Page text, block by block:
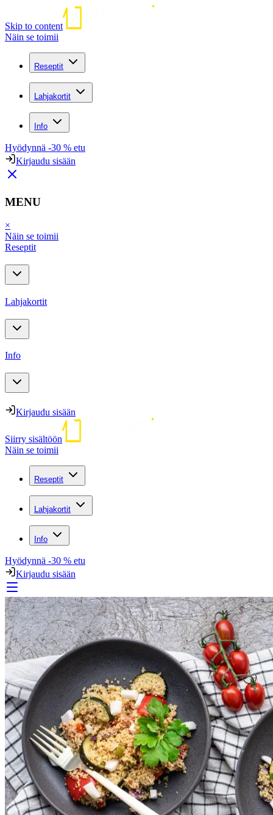
Skip to content
Näin se toimii
Reseptit
Lahjakortit
Info
Hyödynnä -30 % etu
Kirjaudu sisään
MENU
×
Näin se toimii
Reseptit
Lahjakortit
Info
Kirjaudu sisään
Siirry sisältöön
Näin se toimii
Reseptit
Lahjakortit
Info
Hyödynnä -30 % etu
Kirjaudu sisään